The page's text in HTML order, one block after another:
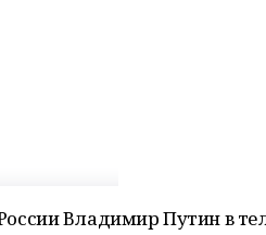
Владимир Путин в